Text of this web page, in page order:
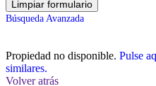
Limpiar formulario
Búsqueda Avanzada
Propiedad no disponible. Pulse
similares.
Volver atrás